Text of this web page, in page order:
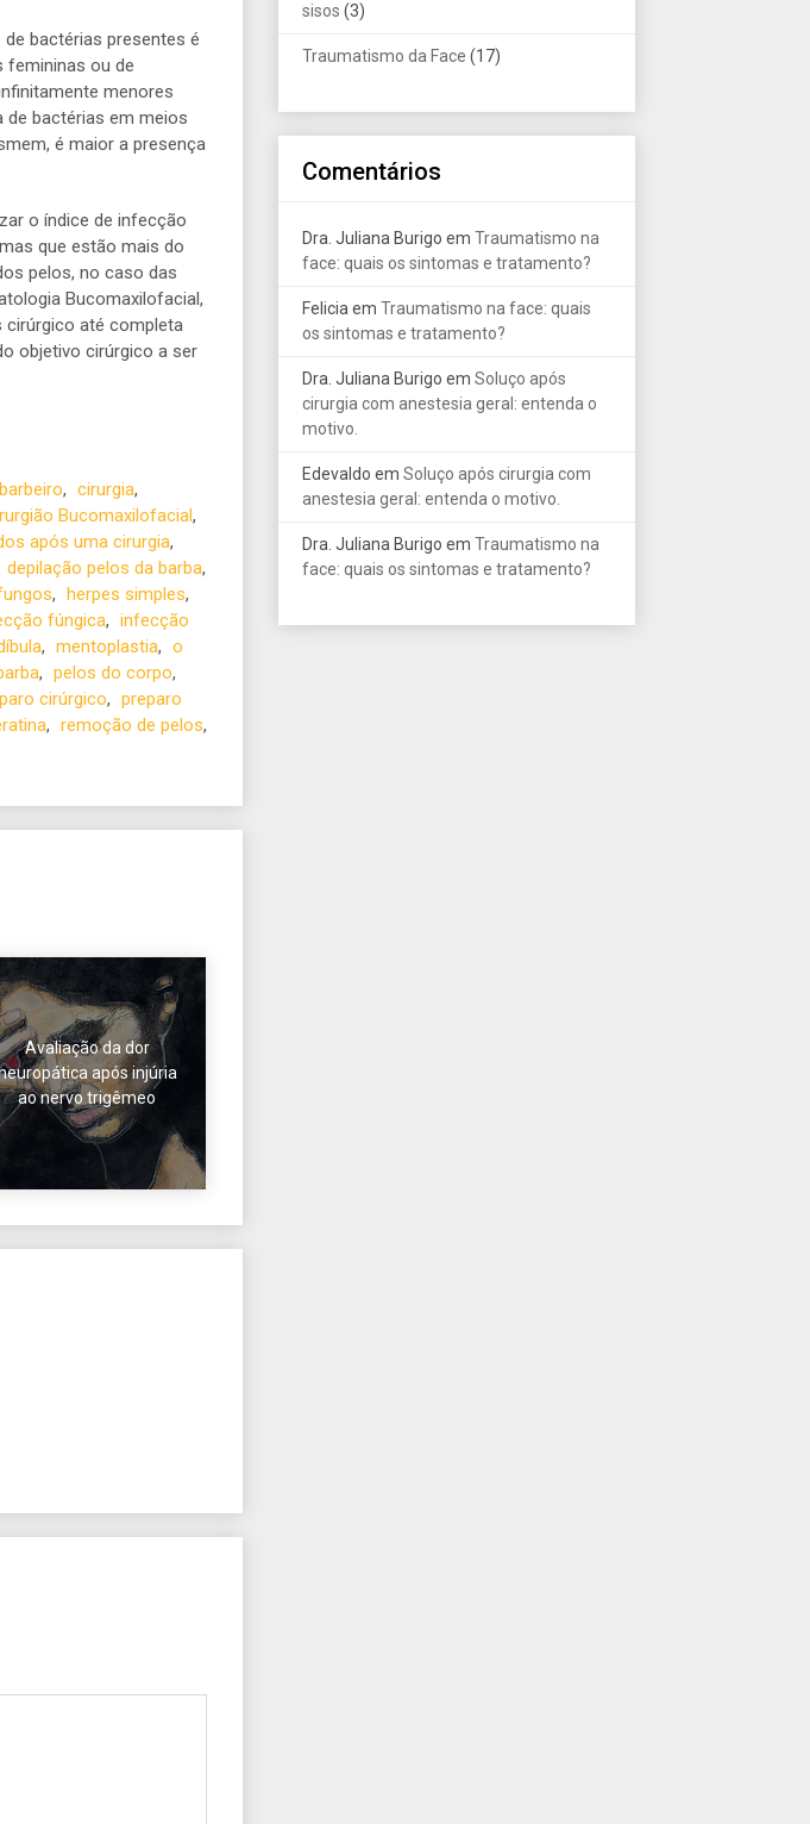
bactérias presentes é
femininas ou de
menores
de bactérias em meios
é maior a presença
o índice de infecção
que estão mais do
pelos, no caso das
Bucomaxilofacial,
cirúrgico até completa
objetivo cirúrgico a ser
barbeiro, cirurgia,
Bucomaxilofacial,
após uma cirurgia,
depilação pelos da barba,
, herpes simples,
fúngica, infecção
, mentoplastia, o
, pelos do corpo,
cirúrgico, preparo
, remoção de pelos,
Avaliação da dor
após injúria
ao nervo trigêmeo
sisos (3)
Traumatismo da Face (17)
Comentários
Dra. Juliana Burigo em Traumatismo na
face: quais os sintomas e tratamento?
Feliciaem Traumatismo na face: quais
os sintomas e tratamento?
Dra. Juliana Burigo em Soluço após
cirurgia com anestesia geral: entenda o
motivo.
Edevaldo em Soluço após cirurgia com
anestesia geral: entenda o motivo.
Dra. Juliana Burigo em Traumatismo na
face: quais os sintomas e tratamento?